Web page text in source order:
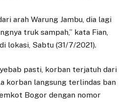
arah Warung Jambu, dia lagi
truk sampah,” kata Fian,
lokasi, Sabtu (31/7/2021).
pasti, korban terjatuh dari
korban langsung terlindas ban
Bogor dengan nomor